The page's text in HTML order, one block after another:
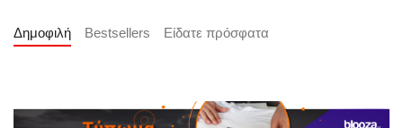
Δημοφιλή Bestsellers Είδατε πρόσφατα